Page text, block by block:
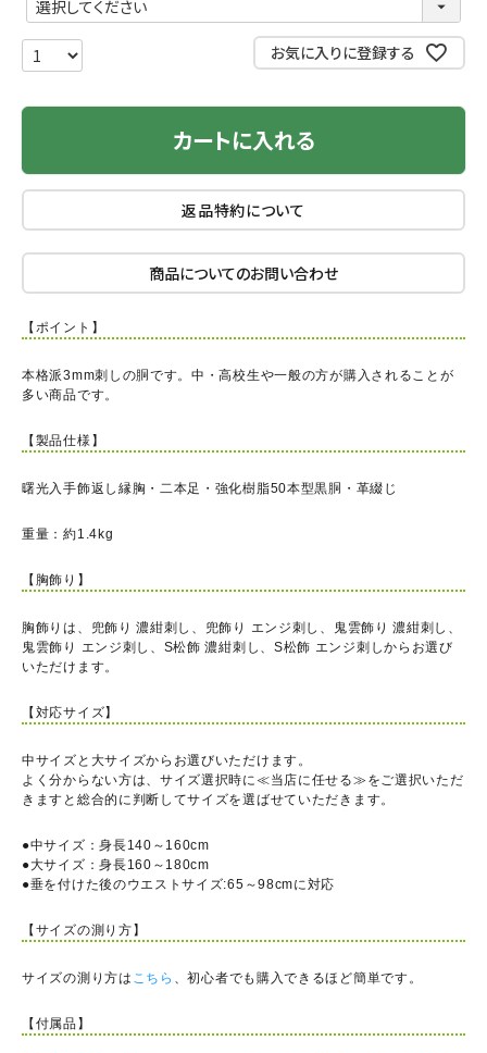
)
お気に入りに登録する
カートに入れる
返品特約について
商品についてのお問い合わせ
【ポイント】
本格派3mm刺しの胴です。中・高校生や一般の方が購入されることが
多い商品です。
【製品仕様】
曙光入手飾返し縁胸・二本足・強化樹脂50本型黒胴・革綴じ
重量：約1.4kg
【胸飾り】
胸飾りは、兜飾り 濃紺刺し、兜飾り エンジ刺し、鬼雲飾り 濃紺刺し、
鬼雲飾り エンジ刺し、S松飾 濃紺刺し、S松飾 エンジ刺しからお選び
いただけます。
【対応サイズ】
中サイズと大サイズからお選びいただけます。
よく分からない方は、サイズ選択時に≪当店に任せる≫をご選択いただ
きますと総合的に判断してサイズを選ばせていただきます。
●中サイズ：身長140～160cm
●大サイズ：身長160～180cm
●垂を付けた後のウエストサイズ:65～98cmに対応
【サイズの測り方】
サイズの測り方は こちら 、初心者でも購入できるほど簡単です。
【付属品】